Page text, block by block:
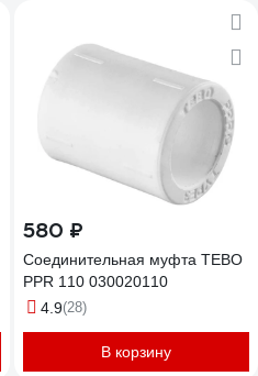
580 ₽
Соединительная муфта TEBO
PPR 110 030020110
4.9(28)
В корзину